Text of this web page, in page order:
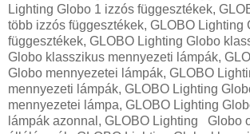
Lighting Globo 1 izzós függesztékek,
több izzós függesztékek, GLOBO Lighting
függesztékek, GLOBO Lighting Globo
Globo klasszikus mennyezeti lámpák,
Globo mennyezetei lámpák, GLOBO
mennyezeti lámpák, GLOBO Lighting
mennyezetei lámpa, GLOBO Lighting
lámpák azonnal, GLOBO Lighting Globo